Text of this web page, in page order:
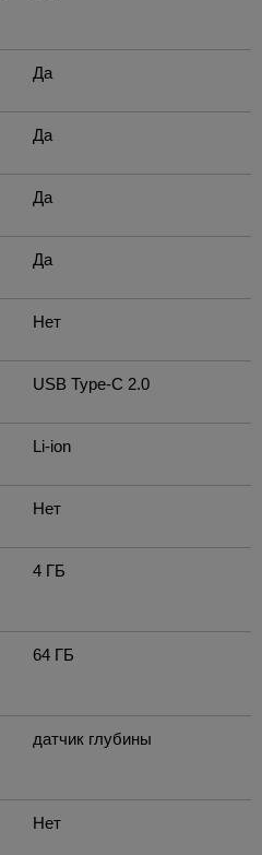
Да
Да
Да
Да
Нет
USB Type-C 2.0
Li-ion
Нет
4 ГБ
64 ГБ
датчик глубины
Нет